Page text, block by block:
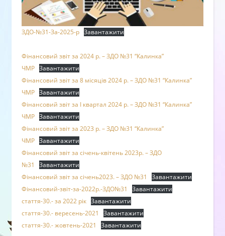
ЗДО-№31-За-2025-р Завантажити
Фінансовий звіт за 2024 р. – ЗДО №31 “Калинка”
ЧМР Завантажити
Фінансовий звіт за 8 місяців 2024 р. – ЗДО №31 “Калинка”
ЧМР Завантажити
Фінансовий звіт за І квартал 2024 р. – ЗДО №31 “Калинка”
ЧМР Завантажити
Фінансовий звіт за 2023 р. – ЗДО №31 “Калинка”
ЧМР Завантажити
Фінансовий звіт за січень-квітень 2023р. – ЗДО
№31
Завантажити
Фінансовий звіт за січень2023. – ЗДО №31
Завантажити
Фінансовий-звіт-за-2022р.-ЗДО№31
Завантажити
стаття-30.- за 2022 рік Завантажити
стаття-30.- вересень-2021
Завантажити
стаття-30.- жовтень-2021
Завантажити